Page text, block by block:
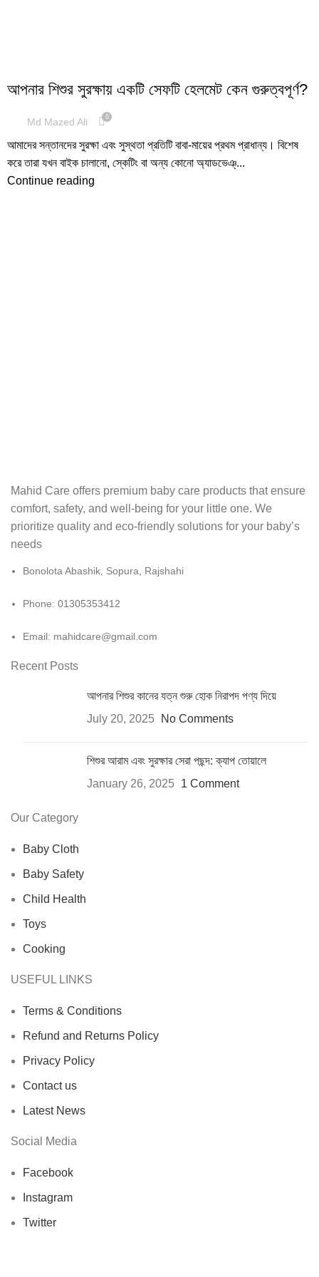
আপনার শিশুর সুরক্ষায় একটি সেফটি হেলমেট কেন গুরুত্বপূর্ণ?
Md Mazed Ali 0
আমাদের সন্তানদের সুরক্ষা এবং সুস্থতা প্রতিটি বাবা-মায়ের প্রথম প্রাধান্য। বিশেষ
করে তারা যখন বাইক চালানো, স্কেটিং বা অন্য কোনো অ্যাডভেঞ্...
Continue reading
Mahid Care offers premium baby care products that ensure
comfort, safety, and well-being for your little one. We
prioritize quality and eco-friendly solutions for your baby’s
needs
Bonolota Abashik, Sopura, Rajshahi
Phone: 01305353412
Email: mahidcare@gmail.com
Recent Posts
আপনার শিশুর কানের যত্ন শুরু হোক নিরাপদ পণ্য দিয়ে
July 20, 2025
No Comments
শিশুর আরাম এবং সুরক্ষার সেরা পছন্দ: ক্যাপ তোয়ালে
January 26, 2025 1 Comment
Our Category
Baby Cloth
Baby Safety
Child Health
Toys
Cooking
USEFUL LINKS
Terms & Conditions
Refund and Returns Policy
Privacy Policy
Contact us
Latest News
Social Media
Facebook
Instagram
Twitter